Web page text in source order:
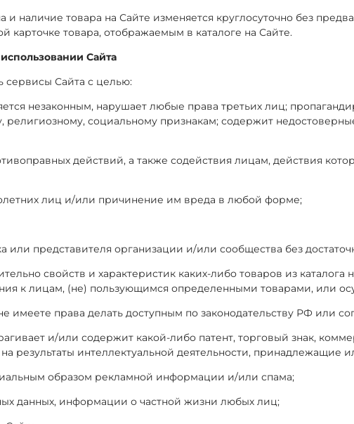
наличие товара на Сайте изменяется круглосуточно без
карточке товара, отображаемым в каталоге на Сайте.
Сайта
сервисы Сайта с целью:
незаконным, нарушает любые права третьих лиц;
религиозному, социальному признакам; содержит
действий, а также содействия лицам, действия
лиц и/или причинение им вреда в любой форме;
или представителя организации и/или сообщества без
свойств и характеристик каких-либо товаров из
к лицам, (не) пользующимся определенными товарами, или
имеете права делать доступным по законодательству РФ или
и/или содержит какой-либо патент, торговый знак,
результаты интеллектуальной деятельности,
образом рекламной информации и/или спама;
данных, информации о частной жизни любых лиц;